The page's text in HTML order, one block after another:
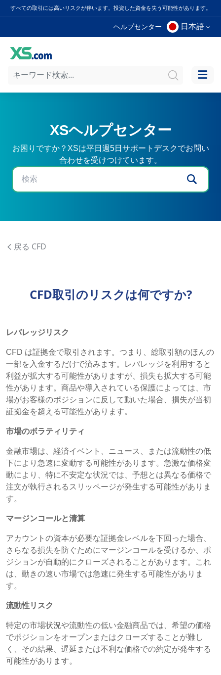
すべての取引には高いリスクが伴います。投資した資金を失う可能性があります。
ヘルプセンター 日本語
XSヘルプセンター
お困りですか？XSは平日週5日サポートデスクでお問い
合わせを受けつけています。
戻る CFD
CFD取引のリスクは何ですか?
レバレッジリスク
CFD は証拠金で取引されます。つまり、総取引額のほんの
一部を入金するだけで済みます。レバレッジを利用すると
利益が拡大する可能性がありますが、損失も拡大する可能
性があります。商品や導入されている保護によっては、市
場がお客様のポジションに反して動いた場合、損失が当初
証拠金を超える可能性があります。
市場のボラティリティ
金融市場は、経済イベント、ニュース、または流動性の低
下により急速に変動する可能性があります。急激な価格変
動により、特に不安定な状況では、予想とは異なる価格で
注文が執行されるスリッページが発生する可能性がありま
す。
マージンコールと清算
アカウントの資本が必要な証拠金レベルを下回った場合、
さらなる損失を防ぐためにマージンコールを受けるか、ポ
ジションが自動的にクローズされることがあります。これ
は、動きの速い市場では急速に発生する可能性がありま
す。
流動性リスク
特定の市場状況や流動性の低い金融商品では、希望の価格
でポジションをオープンまたはクローズすることが難し
く、その結果、遅延または不利な価格での約定が発生する
可能性があります。